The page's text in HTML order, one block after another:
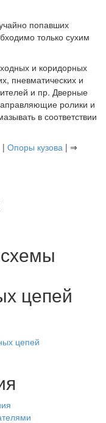
попавших
только сухим
и коридорных
пневматических и
и пр. Дверные
ролики и
в соответствии
Опоры кузова| ⇒
цепей
цепей